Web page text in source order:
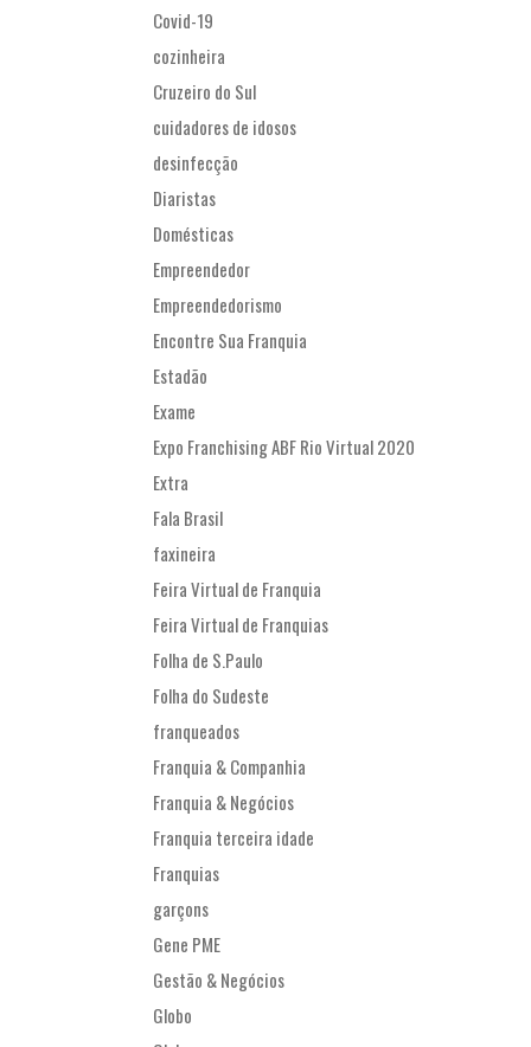
Covid-19
cozinheira
Cruzeiro do Sul
cuidadores de idosos
desinfecção
Diaristas
Domésticas
Empreendedor
Empreendedorismo
Encontre Sua Franquia
Estadão
Exame
Expo Franchising ABF Rio Virtual 2020
Extra
Fala Brasil
faxineira
Feira Virtual de Franquia
Feira Virtual de Franquias
Folha de S.Paulo
Folha do Sudeste
franqueados
Franquia & Companhia
Franquia & Negócios
Franquia terceira idade
Franquias
garçons
Gene PME
Gestão & Negócios
Globo